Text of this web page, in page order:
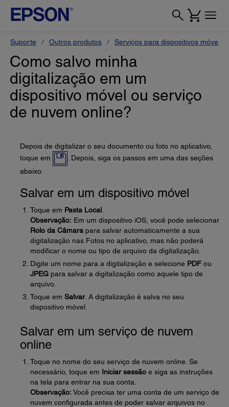
Suporte Outros produtos Serviços para dispositivos móveis
Como salvo minha
digitalização em um
dispositivo móvel ou serviço
de nuvem online?
Depois de digitalizar o seu documento ou foto no aplicativo,
toque em
. Depois, siga os passos em uma das seções
abaixo.
Salvar em um dispositivo móvel
Toque em Pasta Local
Observação: Em um dispositivo iOS, você pode selecionar
Rolo da Câmara para salvar automaticamente a sua
digitalização nas Fotos no aplicativo, mas não poderá
modificar o nome ou tipo de arquivo da digitalização.
Digite um nome para a digitalização e selecione PDF ou
JPEG para salvar a digitalização como aquele tipo de
arquivo.
Toque em Salvar. A digitalização é salva no seu
dispositivo móvel.
Salvar em um serviço de nuvem
online
Toque no nome do seu serviço de nuvem online. Se
necessário, toque em Iniciar sessão e siga as instruções
na tela para entrar na sua conta.
Observação:Você precisa ter uma conta de um serviço de
nuvem configurada antes de poder salvar arquivos no